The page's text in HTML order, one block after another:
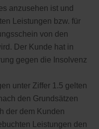
anzusehen ist und
Leistungen bzw. für
von den
Der Kunde hat in
gegen die Insolvenz
unter Ziffer 1.5 gelten
den Grundsätzen
der dem Kunden
Leistungen den